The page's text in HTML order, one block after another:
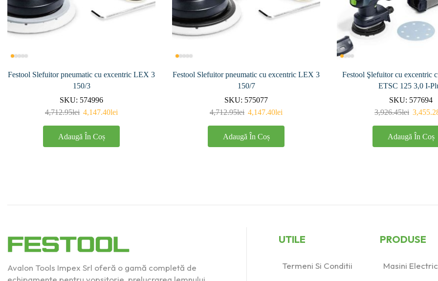
Festool Slefuitor pneumatic cu excentric LEX 3
150/3
SKU: 574996
4,712.95lei 4,147.40lei
Adaugă În Coș
Festool Slefuitor pneumatic cu excentric LEX 3
150/7
SKU: 575077
4,712.95lei 4,147.40lei
Adaugă În Coș
Festool Şlefuitor cu excentric
ETSC 125 3,0 I-
SKU: 577694
3,926.45lei
Adaugă În Coș
Avalon Tools Impex Srl oferă o gamă completă de
UTILE
Termeni Si Conditii
PRODUSE
Masini